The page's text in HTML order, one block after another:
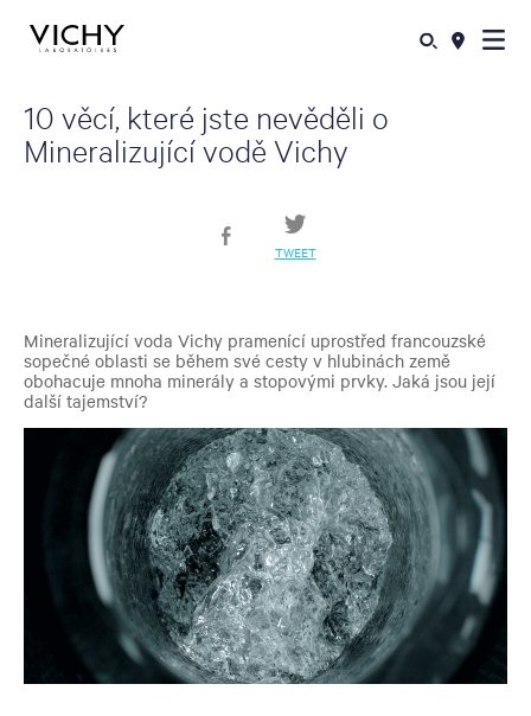
10 věcí, které jste nevěděli o
Mineralizující vodě Vichy
TWEET
Mineralizující voda Vichy pramenící uprostřed francouzské
sopečné oblasti se během své cesty v hlubinách země
obohacuje mnoha minerály a stopovými prvky. Jaká jsou její
další tajemství?